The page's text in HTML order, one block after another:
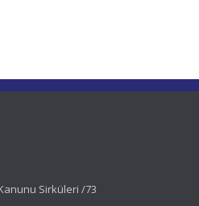
Sirküleri /73